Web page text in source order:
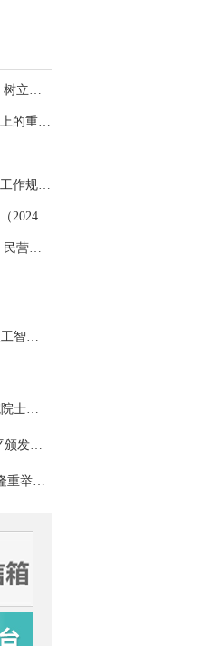
《求是》杂志发表习近平总书记重要文章 树立和践行正确政绩观
习近平主席在全军高级干部培训班开班式上的重要讲话引领全军开展思想整风、深化政治整训
中共中央办公厅印发《全国党员教育培训工作规划（2024－2028年）》
中共中央国务院印发《乡村全面振兴规划（2024—2027年）》
习近平：民营经济发展前景广阔大有可为 民营企业和民营企业家大显身手正当其时
习近平出席2026世界人工智能大会暨人工智能全球治理高级别会议开幕式并发表主旨讲话
习近平出席国家科学技术奖励大会两院院士大会中国科协第十一次全国代表大会并发表重要讲话
中央军委举行晋升上将军衔仪式 习近平颁发命令状并向晋衔的军官表示祝贺
庆祝中国共产党成立105周年大会在京隆重举行 习近平发表重要讲话